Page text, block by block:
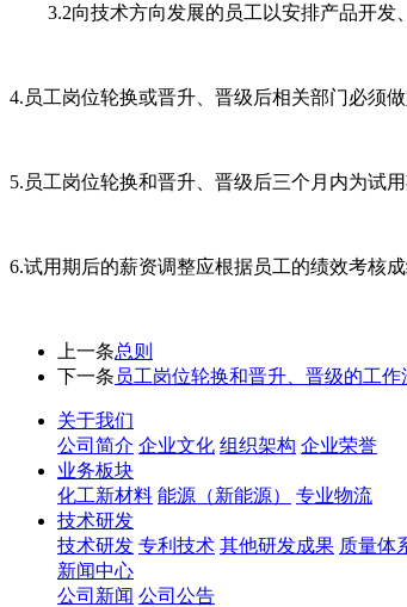
3.2向技术方向发展的员工以安排产品开发
4.员工岗位轮换或晋升、晋级后相关部门必须
5.员工岗位轮换和晋升、晋级后三个月内为试
6.试用期后的薪资调整应根据员工的绩效考核
上一条总则
下一条 员工岗位轮换和晋升、晋级的工作
关于我们
公司简介 企业文化 组织架构 企业荣誉
业务板块
化工新材料 能源（新能源）
专业物流
技术研发
技术研发 专利技术 其他研发成果 质量体
新闻中心
公司新闻 公司公告